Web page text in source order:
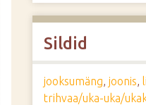
Sildid
jooksumäng, joonis,
trihvaa/uka-uka/